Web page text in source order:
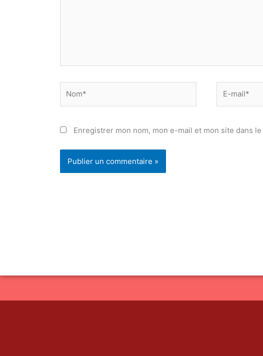
mail*
Enregistrer mon nom, mon e-mail et mon site dans